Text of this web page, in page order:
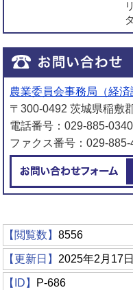
農業委員会事務局（経済
〒300-0492 茨城県稲敷
電話番号：029-885-0340
ファクス番号：029-885-
【閲覧数】8556
【更新日】 2025年2月17日
【ID】 P-686